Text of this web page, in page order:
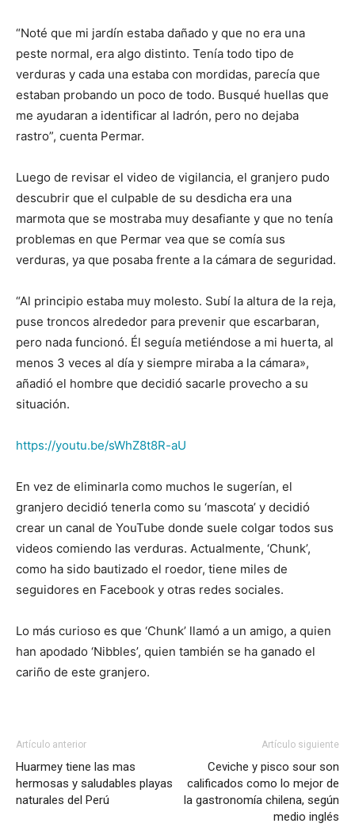
“Noté que mi jardín estaba dañado y que no era una
peste normal, era algo distinto. Tenía todo tipo de
verduras y cada una estaba con mordidas, parecía que
estaban probando un poco de todo. Busqué huellas que
me ayudaran a identificar al ladrón, pero no dejaba
rastro”, cuenta Permar.
Luego de revisar el video de vigilancia, el granjero pudo
descubrir que el culpable de su desdicha era una
marmota que se mostraba muy desafiante y que no tenía
problemas en que Permar vea que se comía sus
verduras, ya que posaba frente a la cámara de seguridad.
“Al principio estaba muy molesto. Subí la altura de la reja,
puse troncos alrededor para prevenir que escarbaran,
pero nada funcionó. Él seguía metiéndose a mi huerta, al
menos 3 veces al día y siempre miraba a la cámara»,
añadió el hombre que decidió sacarle provecho a su
situación.
https://youtu.be/sWhZ8t8R-aU
En vez de eliminarla como muchos le sugerían, el
granjero decidió tenerla como su ‘mascota’ y decidió
crear un canal de YouTube donde suele colgar todos sus
videos comiendo las verduras. Actualmente, ‘Chunk’,
como ha sido bautizado el roedor, tiene miles de
seguidores en Facebook y otras redes sociales.
Lo más curioso es que ‘Chunk’ llamó a un amigo, a quien
han apodado ‘Nibbles’, quien también se ha ganado el
cariño de este granjero.
Artículo anterior
Huarmey tiene las mas
hermosas y saludables playas
naturales del Perú
Artículo siguiente
Ceviche y pisco sour son
calificados como lo mejor de
la gastronomía chilena, según
medio inglés